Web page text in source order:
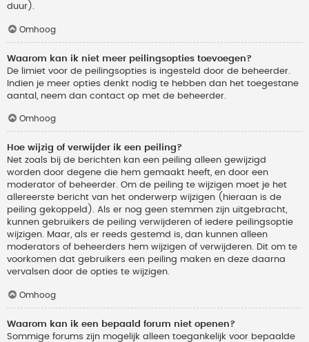
duur).
Omhoog
Waarom kan ik niet meer peilingsopties toevoegen?
De limiet voor de peilingsopties is ingesteld door de beheerder.
Indien je meer opties denkt nodig te hebben dan het toegestane
aantal, neem dan contact op met de beheerder.
Omhoog
Hoe wijzig of verwijder ik een peiling?
Net zoals bij de berichten kan een peiling alleen gewijzigd
worden door degene die hem gemaakt heeft, en door een
moderator of beheerder. Om de peiling te wijzigen moet je het
allereerste bericht van het onderwerp wijzigen (hieraan is de
peiling gekoppeld). Als er nog geen stemmen zijn uitgebracht,
kunnen gebruikers de peiling verwijderen of iedere peilingsoptie
wijzigen. Maar, als er reeds gestemd is, dan kunnen alleen
moderators of beheerders hem wijzigen of verwijderen. Dit om te
voorkomen dat gebruikers een peiling maken en deze daarna
vervalsen door de opties te wijzigen.
Omhoog
Waarom kan ik een bepaald forum niet openen?
Sommige forums zijn mogelijk alleen toegankelijk voor bepaalde